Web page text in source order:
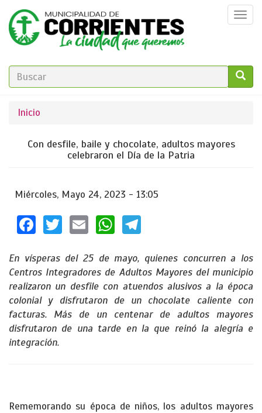
Pasar
contenido
principal
FORMULARIO
BÚSQUEDA
Se
encuentra
Inicio
Con desfile, baile y chocolate, adultos mayores
celebraron el Día de la Patria
Miércoles, Mayo 24, 2023 - 13:05
Facebook
TwitterEmailWhatsApp
En vísperas del 25 de mayo, quienes concurren a los
Centros Integradores de Adultos Mayores del municipio
realizaron un desfile con atuendos alusivos a la época
colonial y disfrutaron de un chocolate caliente con
facturas. Más de un centenar de adultos mayores
disfrutaron de una tarde en la que reinó la alegría e
integración.
Rememorando su época de niños, los adultos mayores